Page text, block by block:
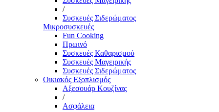
/
Συσκευές Σιδερώματος
Μικροσυσκευές
Fun Cooking
Πρωινό
Συσκευές Καθαρισμού
Συσκευές Μαγειρικής
Συσκευές Σιδερώματος
Οικιακός Εξοπλισμός
Αξεσουάρ Κουζίνας
/
Ασφάλεια